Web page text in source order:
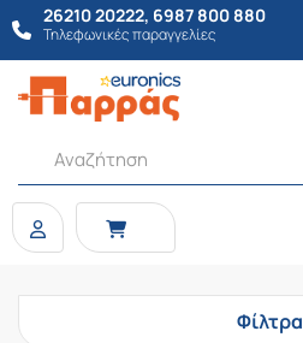
26210 20222, 6987 800 880
Τηλεφωνικές παραγγελίες
Φίλτρα